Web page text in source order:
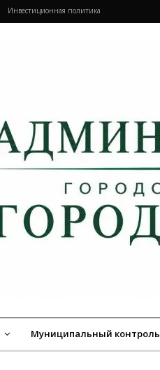
Инвестиционная политика
Муниципальный контроль